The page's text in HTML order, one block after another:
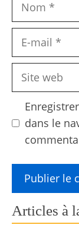
Site
dans le
Articles à